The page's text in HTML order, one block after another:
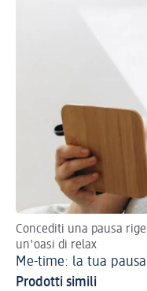
Concediti una pausa
un'oasi di relax
Me-time: la tua
Prodotti simili